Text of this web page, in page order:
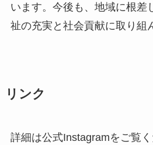
います。今後も、地域に根差
祉の充実と社会貢献に取り組
リンク
詳細は公式Instagramをご覧く